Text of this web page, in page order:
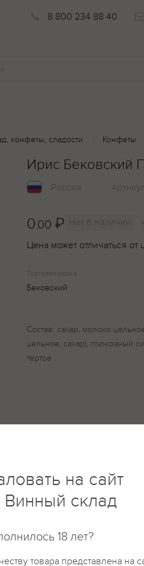
8 800 234 88 40
конфеты, сладости Конфеты
Ирис Бековский
Россия
0.00 ₽ Нет в наличии
Цена может отличаться от
Торговая марка
Бековский
Состав: сахар, молоко
цельное, сахар), глюкозный
тёртое
на сайт
Винный склад
18 лет?
товара представлена на